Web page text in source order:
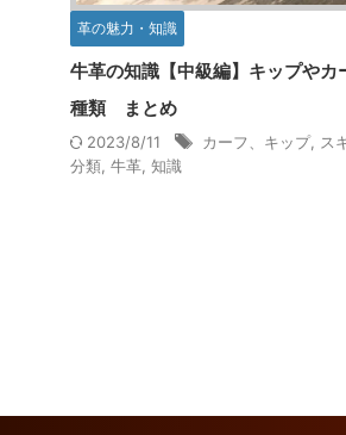
革の魅力・知識
牛革の知識【中級編】キップやカ
種類 まとめ
2023/8/11 カーフ、キップ, ス
分類, 牛革, 知識